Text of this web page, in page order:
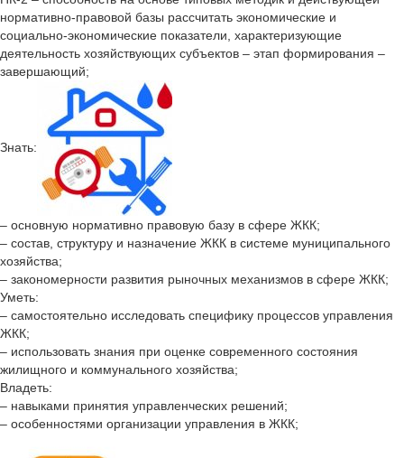
нормативно-правовой базы рассчитать экономические и
социально-экономические показатели, характеризующие
деятельность хозяйствующих субъектов – этап формирования –
завершающий;
Знать:
– основную нормативно правовую базу в сфере ЖКК;
– состав, структуру и назначение ЖКК в системе муниципального
хозяйства;
– закономерности развития рыночных механизмов в сфере ЖКК;
Уметь:
– самостоятельно исследовать специфику процессов управления
ЖКК;
– использовать знания при оценке современного состояния
жилищного и коммунального хозяйства;
Владеть:
– навыками принятия управленческих решений;
– особенностями организации управления в ЖКК;